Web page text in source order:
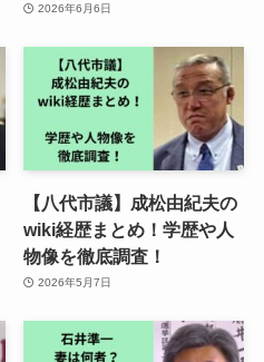
2026年6月6日
【八代市議】成松由紀夫の
wiki経歴まとめ！学歴や人
物像を徹底調査！
2026年5月7日